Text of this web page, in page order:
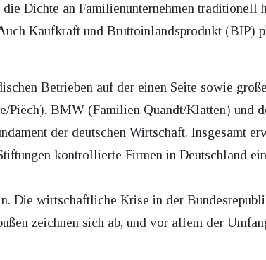
Dichte an Familienunternehmen traditionell
Kaufkraft und Bruttoinlandsprodukt (BIP)
Betrieben auf der einen Seite sowie
Piëch), BMW (Familien Quandt/Klatten) und
der deutschen Wirtschaft. Insgesamt
kontrollierte Firmen in Deutschland
Die wirtschaftliche Krise in der
zeichnen sich ab, und vor allem der